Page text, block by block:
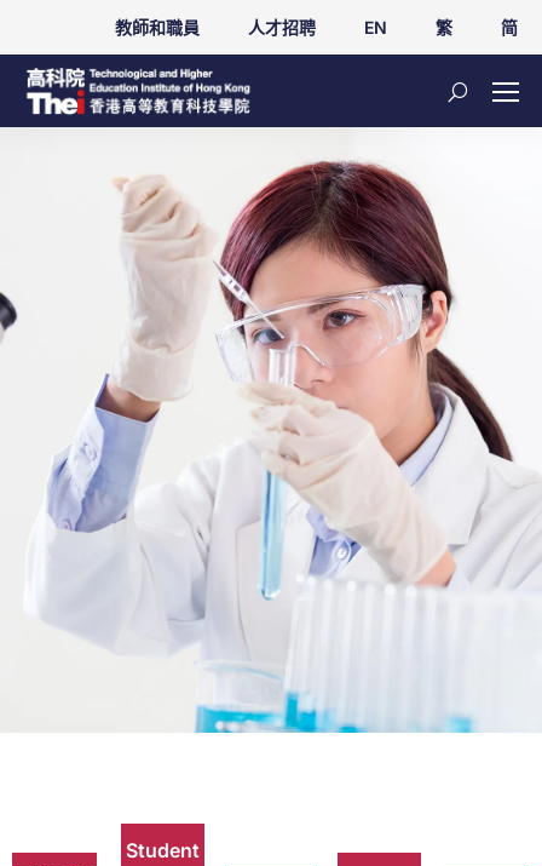
教師和職員 人才招聘 EN 繁 简
Student